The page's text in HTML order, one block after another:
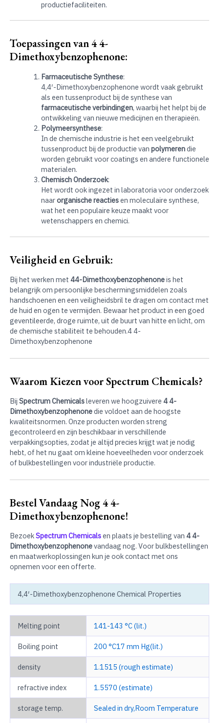
productiefaciliteiten.
Toepassingen van 4 4-
Dimethoxybenzophenone:
Farmaceutische Synthese:
4,4′-Dimethoxybenzophenone wordt vaak gebruikt
als een tussenproduct bij de synthese van
farmaceutische verbindingen, waarbij het helpt bij de
ontwikkeling van nieuwe medicijnen en therapieën.
Polymeersynthese:
In de chemische industrie is het een veelgebruikt
tussenproduct bij de productie van polymerendie
worden gebruikt voor coatings en andere functionele
materialen.
Chemisch Onderzoek:
Het wordt ook ingezet in laboratoria voor onderzoek
naarorganische reactiesen moleculaire synthese,
wat het een populaire keuze maakt voor
wetenschappers en chemici.
Veiligheid en Gebruik:
Bij het werken met 44-Dimethoxybenzophenoneis het
belangrijk om persoonlijke beschermingsmiddelen zoals
handschoenen en een veiligheidsbril te dragen om contact met
de huid en ogen te vermijden. Bewaar het product in een goed
geventileerde, droge ruimte, uit de buurt van hitte en licht, om
de chemische stabiliteit te behouden.4 4-
Dimethoxybenzophenone
Waarom Kiezen voor Spectrum Chemicals?
Bij Spectrum Chemicalsleveren we hoogzuivere 4 4-
Dimethoxybenzophenonedie voldoet aan de hoogste
kwaliteitsnormen. Onze producten worden streng
gecontroleerd en zijn beschikbaar in verschillende
verpakkingsopties, zodat je altijd precies krijgt wat je nodig
hebt, of het nu gaat om kleine hoeveelheden voor onderzoek
of bulkbestellingen voor industriële productie.
Bestel Vandaag Nog 4 4-
Dimethoxybenzophenone!
BezoekSpectrum Chemicalsen plaats je bestelling van 4 4-
Dimethoxybenzophenonevandaag nog. Voor bulkbestellingen
en maatwerkoplossingen kun je ook contact met ons
opnemen voor een offerte.
4,4′-Dimethoxybenzophenone Chemical Properties
Melting point 141-143 °C (lit.)
Boiling point 200 °C17 mm Hg(lit.)
density 1.1515 (rough estimate)
refractive index 1.5570 (estimate)
storage temp. Sealed in dry,Room Temperature